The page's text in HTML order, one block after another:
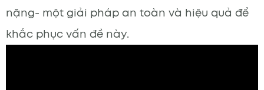
nặng- một giải pháp an toàn và hiệu quả để
khắc phục vấn đề này.